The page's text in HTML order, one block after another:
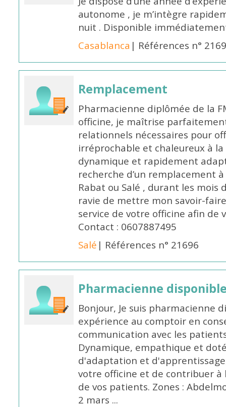
autonome , je m’intègre
nuit . Disponible
Casablanca | Références n°
Remplacement
Pharmacienne diplômée de la
officine, je maîtrise
relationnels nécessaires pour
irréprochable et chaleureux à
dynamique et rapidement
recherche d’un remplacement
Rabat ou Salé , durant les mois
ravie de mettre mon savoir-
service de votre officine afin de
Contact : 0607887495
Salé | Références n° 21696
Pharmacienne
Bonjour, Je suis pharmacienne
expérience au comptoir en
communication avec les
Dynamique, empathique et
d'adaptation et
votre officine et de contribuer
de vos patients. Zones :
2 mars ...